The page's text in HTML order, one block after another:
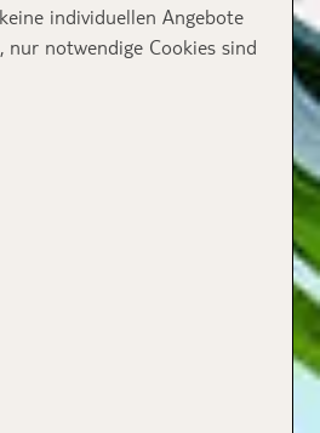
individuellen Angebote
notwendige Cookies sind